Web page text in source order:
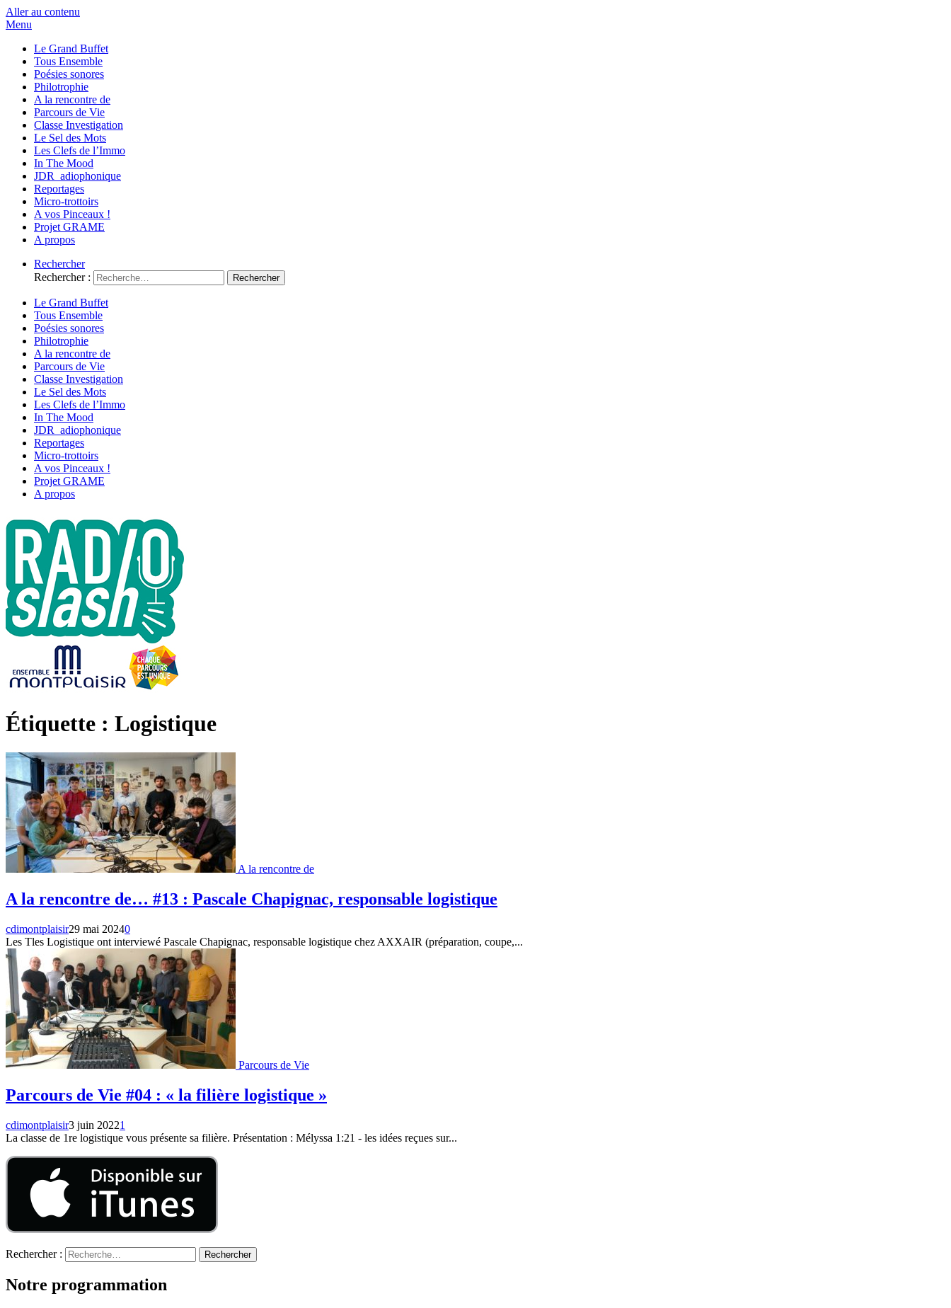
Aller au contenu
Menu
Le Grand Buffet
Tous Ensemble
Poésies sonores
Philotrophie
A la rencontre de
Parcours de Vie
Classe Investigation
Le Sel des Mots
Les Clefs de l’Immo
In The Mood
JDR_adiophonique
Reportages
Micro-trottoirs
A vos Pinceaux !
Projet GRAME
A propos
Rechercher
Rechercher :
Le Grand Buffet
Tous Ensemble
Poésies sonores
Philotrophie
A la rencontre de
Parcours de Vie
Classe Investigation
Le Sel des Mots
Les Clefs de l’Immo
In The Mood
JDR_adiophonique
Reportages
Micro-trottoirs
A vos Pinceaux !
Projet GRAME
A propos
Étiquette : Logistique
A la rencontre de
A la rencontre de… #13 : Pascale Chapignac, responsable logistique
cdimontplaisir29 mai 20240
Les Tles Logistique ont interviewé Pascale Chapignac, responsable logistique chez AXXAIR (préparation, coupe,...
Parcours de Vie
Parcours de Vie #04 : « la filière logistique »
cdimontplaisir3 juin 20221
La classe de 1re logistique vous présente sa filière. Présentation : Mélyssa 1:21 - les idées reçues sur...
Rechercher :
Notre programmation